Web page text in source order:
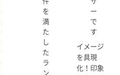
を
満
た
し
た
ラ
ン
ー
で
す
イメージ
を具現
化！印象